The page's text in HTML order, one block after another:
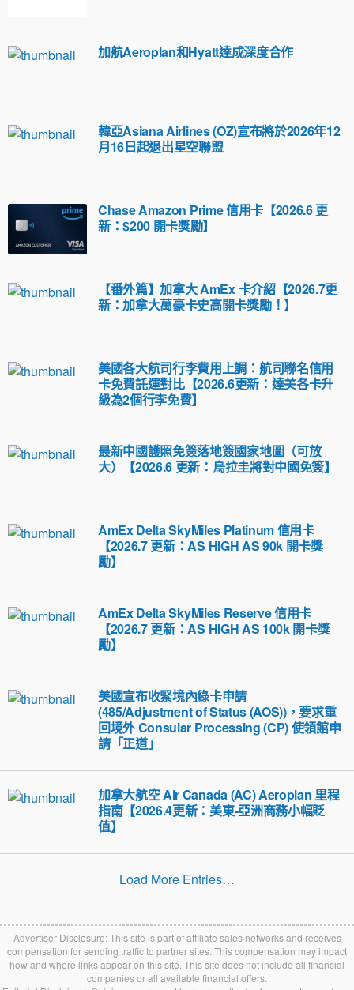
加航Aeroplan和Hyatt達成深度合作
韓亞Asiana Airlines (OZ)宣布將於2026年12
月16日起退出星空聯盟
Chase Amazon Prime 信用卡【2026.6 更
新：$200 開卡獎勵】
【番外篇】加拿大 AmEx 卡介紹【2026.7更
新：加拿大萬豪卡史高開卡獎勵！】
美國各大航司行李費用上調：航司聯名信用
卡免費託運對比【2026.6更新：達美各卡升
級為2個行李免費】
最新中國護照免簽落地簽國家地圖（可放
大）【2026.6 更新：烏拉圭將對中國免簽】
AmEx Delta SkyMiles Platinum 信用卡
【2026.7 更新：AS HIGH AS 90k 開卡獎
勵】
AmEx Delta SkyMiles Reserve 信用卡
【2026.7 更新：AS HIGH AS 100k 開卡獎
勵】
美國宣布收緊境內綠卡申請
(485/Adjustment of Status (AOS))，要求重
回境外 Consular Processing (CP) 使領館申
請「正道」
加拿大航空 Air Canada (AC) Aeroplan 里程
指南【2026.4更新：美東-亞洲商務小幅貶
值】
Load More Entries…
Advertiser Disclosure: This site is part of affiliate sales networks and receives
compensation for sending traffic to partner sites. This compensation may impact
how and where links appear on this site. This site does not include all financial
companies or all available financial offers.